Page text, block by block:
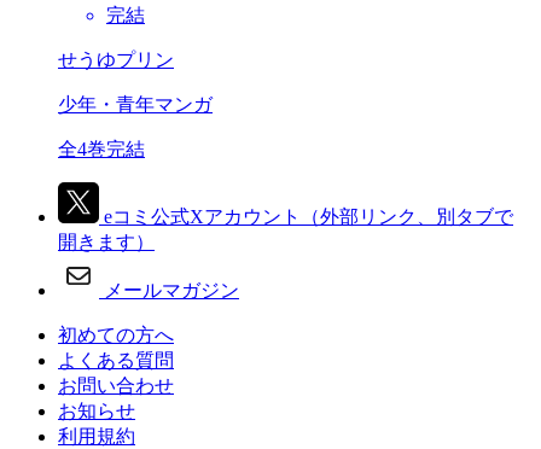
完結
せうゆプリン
少年・青年マンガ
全4巻完結
eコミ公式Xアカウント
（外部リンク、別タブで
開きます）
メールマガジン
初めての方へ
よくある質問
お問い合わせ
お知らせ
利用規約